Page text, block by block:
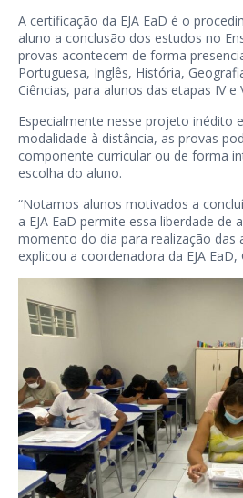
A certificação da EJA EaD é o
aluno a conclusão dos estudos no
provas acontecem de forma
Portuguesa, Inglês, História,
Ciências, para alunos das etapas IV e
Especialmente nesse projeto inédito
modalidade à distância, as provas
componente curricular ou de forma
escolha do aluno.
“Notamos alunos motivados a
a EJA EaD permite essa liberdade de
momento do dia para realização das
explicou a coordenadora da EJA EaD,